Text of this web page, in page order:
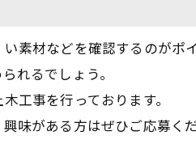
素材などを確認するのがポ
れるでしょう。
工事を行っております。
味がある方はぜひご応募く